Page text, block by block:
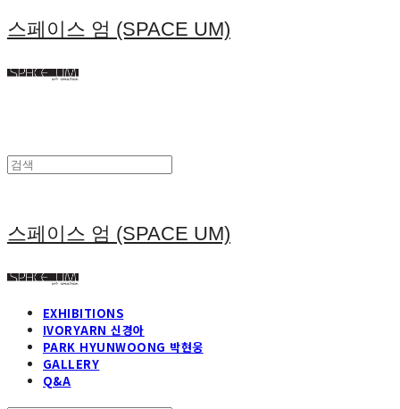
스페이스 엄 (SPACE UM)
스페이스 엄 (SPACE UM)
EXHIBITIONS
IVORYARN 신경아
PARK HYUNWOONG 박현웅
GALLERY
Q&A